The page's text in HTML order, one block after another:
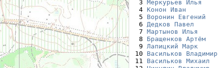
  3
Меркурьев Илья
  4
Конон Иван
  5
Воронин Евгений
  6
Дедков Павел
  7
Мартынов Илья
  8
Бращенков Артём
  9
Лапицкий Марк
10 Васильков Владимир
11 Васильков Михаил